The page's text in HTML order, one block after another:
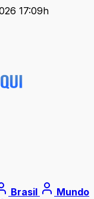
17:09h
Brasil
Mundo